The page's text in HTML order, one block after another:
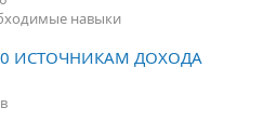
навыки
ИСТОЧНИКАМ ДОХОДА